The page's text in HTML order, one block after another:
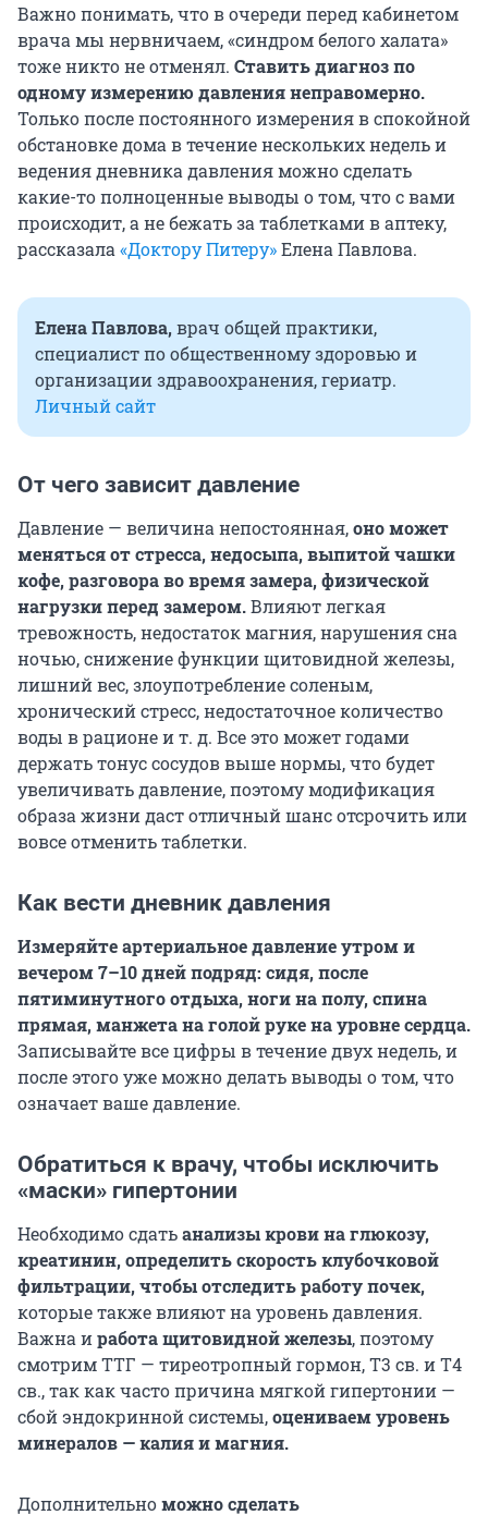
Важно понимать, что в очереди перед кабинетом
врача мы нервничаем, «синдром белого халата»
тоже никто не отменял. Ставить диагноз по
одному измерению давления неправомерно.
Только после постоянного измерения в спокойной
обстановке дома в течение нескольких недель и
ведения дневника давления можно сделать
какие-то полноценные выводы о том, что с вами
происходит, а не бежать за таблетками в аптеку,
рассказала «Доктору Питеру»Елена Павлова.
Елена Павлова,врач общей практики,
специалист по общественному здоровью и
организации здравоохранения, гериатр.
Личный сайт
От чего зависит давление
Давление — величина непостоянная,оно может
меняться от стресса, недосыпа, выпитой чашки
кофе, разговора во время замера, физической
нагрузки перед замером.Влияют легкая
тревожность, недостаток магния, нарушения сна
ночью, снижение функции щитовидной железы,
лишний вес, злоупотребление соленым,
хронический стресс, недостаточное количество
воды в рационе и т. д. Все это может годами
держать тонус сосудов выше нормы, что будет
увеличивать давление, поэтому модификация
образа жизни даст отличный шанс отсрочить или
вовсе отменить таблетки.
Как вести дневник давления
Измеряйте артериальное давление утром и
вечером 7–10 дней подряд: сидя, после
пятиминутного отдыха, ноги на полу, спина
прямая, манжета на голой руке на уровне сердца.
Записывайте все цифры в течение двух недель, и
после этого уже можно делать выводы о том, что
означает ваше давление.
Обратиться к врачу, чтобы исключить
«маски» гипертонии
Необходимо сдатьанализы крови на глюкозу,
креатинин, определить скорость клубочковой
фильтрации, чтобы отследить работу почек,
которые также влияют на уровень давления.
Важна иработа щитовидной железы, поэтому
смотрим ТТГ — тиреотропный гормон, Т3 св. и Т4
св., так как часто причина мягкой гипертонии —
сбой эндокринной системы,оцениваем уровень
минералов — калия и магния.
Дополнительноможно сделать